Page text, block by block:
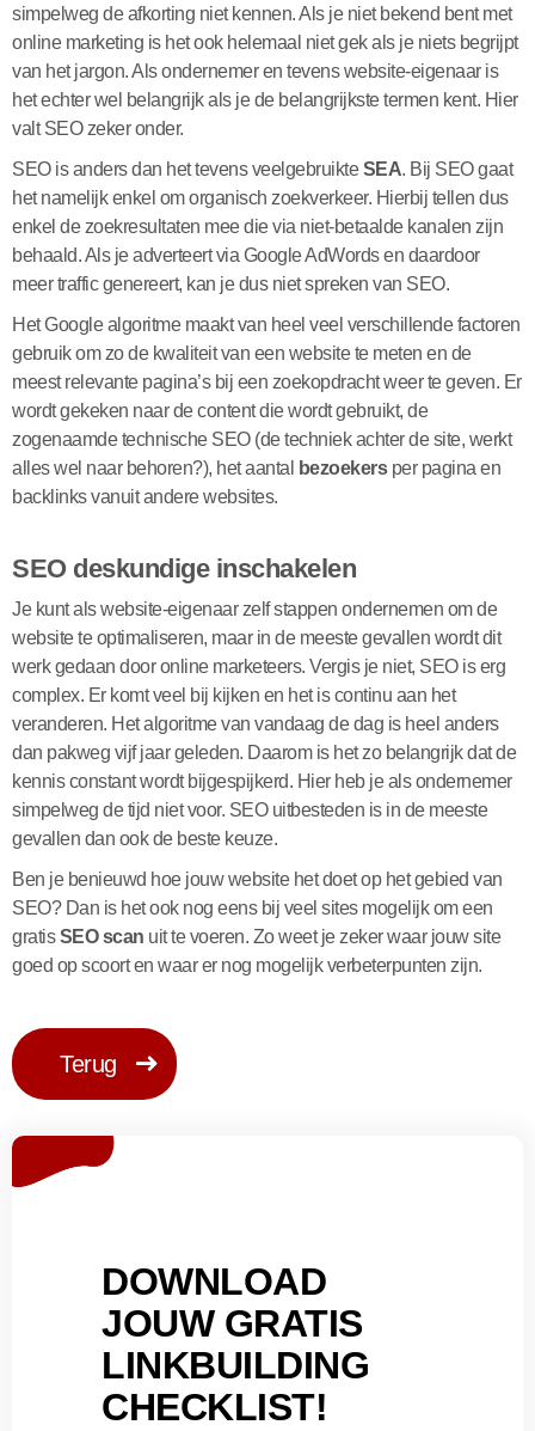
simpelweg de afkorting niet kennen. Als je niet bekend bent met
online marketing is het ook helemaal niet gek als je niets begrijpt
van het jargon. Als ondernemer en tevens website-eigenaar is
het echter wel belangrijk als je de belangrijkste termen kent. Hier
valt SEO zeker onder.
SEO is anders dan het tevens veelgebruikteSEA. Bij SEO gaat
het namelijk enkel om organisch zoekverkeer. Hierbij tellen dus
enkel de zoekresultaten mee die via niet-betaalde kanalen zijn
behaald. Als je adverteert via Google AdWords en daardoor
meer traffic genereert, kan je dus niet spreken van SEO.
Het Google algoritme maakt van heel veel verschillende factoren
gebruik om zo de kwaliteit van een website te meten en de
meest relevante pagina’s bij een zoekopdracht weer te geven. Er
wordt gekeken naar de content die wordt gebruikt, de
zogenaamde technische SEO (de techniek achter de site, werkt
alles wel naar behoren?), het aantal
bezoekersper pagina en
backlinks vanuit andere websites.
SEO deskundige inschakelen
Je kunt als website-eigenaar zelf stappen ondernemen om de
website te optimaliseren, maar in de meeste gevallen wordt dit
werk gedaan door online marketeers. Vergis je niet, SEO is erg
complex. Er komt veel bij kijken en het is continu aan het
veranderen. Het algoritme van vandaag de dag is heel anders
dan pakweg vijf jaar geleden. Daarom is het zo belangrijk dat de
kennis constant wordt bijgespijkerd. Hier heb je als ondernemer
simpelweg de tijd niet voor. SEO uitbesteden is in de meeste
gevallen dan ook de beste keuze.
Ben je benieuwd hoe jouw website het doet op het gebied van
SEO? Dan is het ook nog eens bij veel sites mogelijk om een
gratisSEO scan uit te voeren. Zo weet je zeker waar jouw site
goed op scoort en waar er nog mogelijk verbeterpunten zijn.
Terug
DOWNLOAD
JOUW GRATIS
LINKBUILDING
CHECKLIST!